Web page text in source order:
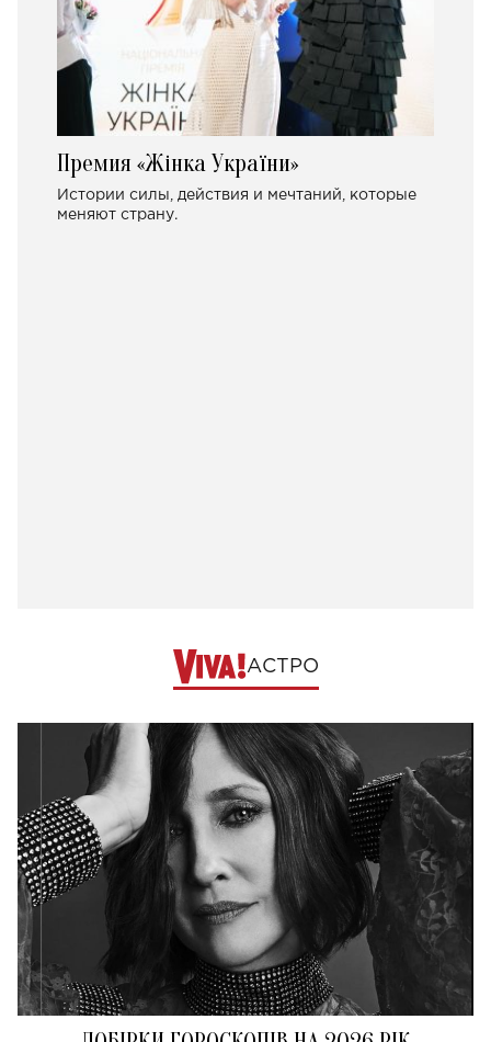
Премия «Жінка України»
Истории силы, действия и мечтаний, которые
меняют страну.
АСТРО